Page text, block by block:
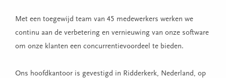
Met een toegewijd team van 45 medewerkers werken we
continu aan de verbetering en vernieuwing van onze software
om onze klanten een concurrentievoordeel te bieden.
Ons hoofdkantoor is gevestigd in Ridderkerk, Nederland, op